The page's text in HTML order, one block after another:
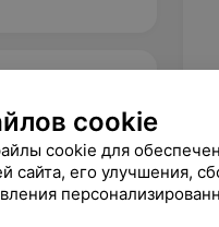
cookie
cookie для
сайта, его улучшения,